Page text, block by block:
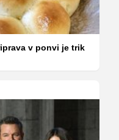
v ponvi je trik